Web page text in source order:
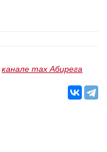
канале max Абирега